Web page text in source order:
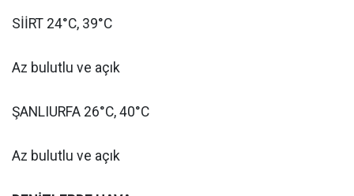
SİİRT 24°C, 39°C
Az bulutlu ve açık
ŞANLIURFA 26°C, 40°C
Az bulutlu ve açık